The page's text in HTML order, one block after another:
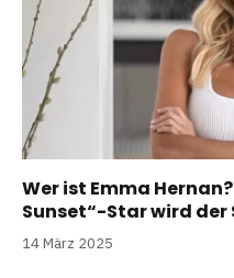
Wer ist Emma
Sunset“-Star wird der
14 März 2025